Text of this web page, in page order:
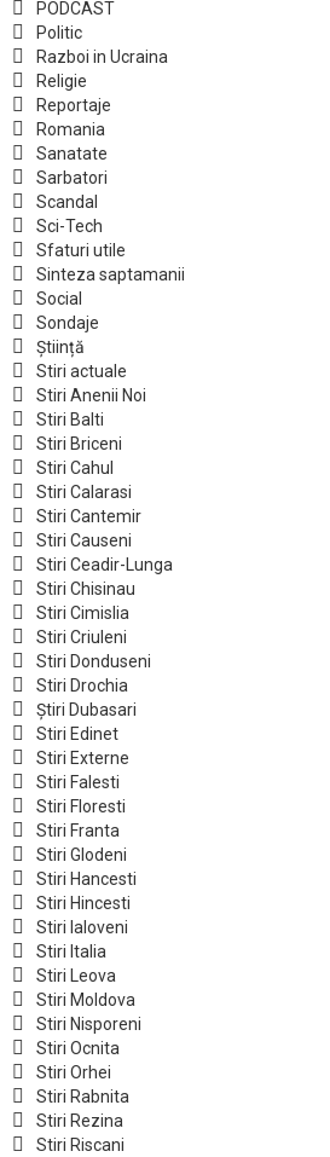
PODCAST
Politic
Razboi in Ucraina
Religie
Reportaje
Romania
Sanatate
Sarbatori
Scandal
Sci-Tech
Sfaturi utile
Sinteza saptamanii
Social
Sondaje
Știință
Stiri actuale
Stiri Anenii Noi
Stiri Balti
Stiri Briceni
Stiri Cahul
Stiri Calarasi
Stiri Cantemir
Stiri Causeni
Stiri Ceadir-Lunga
Stiri Chisinau
Stiri Cimislia
Stiri Criuleni
Stiri Donduseni
Stiri Drochia
Știri Dubasari
Stiri Edinet
Stiri Externe
Stiri Falesti
Stiri Floresti
Stiri Franta
Stiri Glodeni
Stiri Hancesti
Stiri Hincesti
Stiri Ialoveni
Stiri Italia
Stiri Leova
Stiri Moldova
Stiri Nisporeni
Stiri Ocnita
Stiri Orhei
Stiri Rabnita
Stiri Rezina
Stiri Riscani